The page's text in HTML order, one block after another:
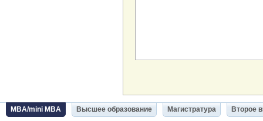
MBA/mini MBA Высшее образование Магистратура Второе